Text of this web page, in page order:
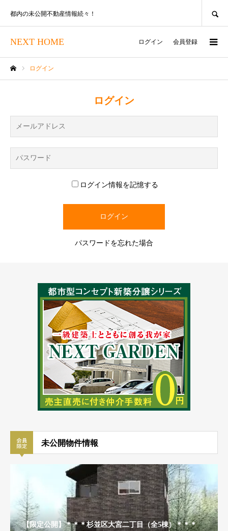
NEXT HOME
都内の未公開不動産情報続々！
ログイン 会員登録
ログイン
ログイン
ログイン情報を記憶する
パスワードを忘れた場合
未公開物件情報
【限定公開】＊＊＊杉並区大宮二丁目（全5棟）＊＊＊